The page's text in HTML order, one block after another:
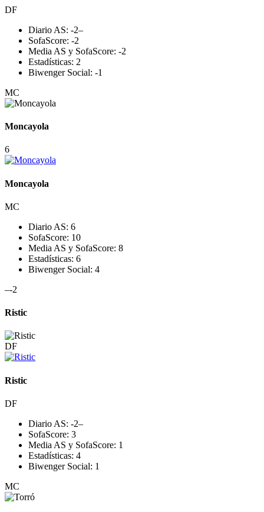
DF
Diario AS: -2–
SofaScore: -2
Media AS y SofaScore: -2
Estadísticas: 2
Biwenger Social: -1
MC
Moncayola
6
Moncayola
MC
Diario AS: 6
SofaScore: 10
Media AS y SofaScore: 8
Estadísticas: 6
Biwenger Social: 4
–-2
Ristic
DF
Ristic
DF
Diario AS: -2–
SofaScore: 3
Media AS y SofaScore: 1
Estadísticas: 4
Biwenger Social: 1
MC